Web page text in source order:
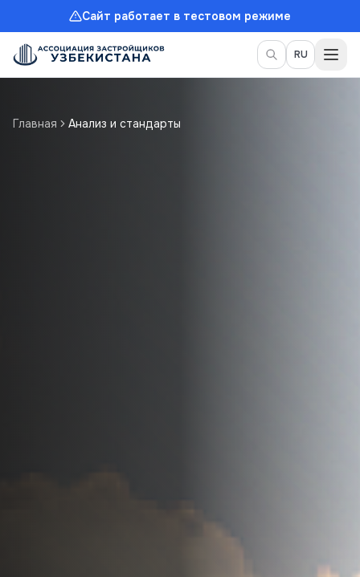
Сайт работает в тестовом режиме
RU
Главная Анализ и стандарты